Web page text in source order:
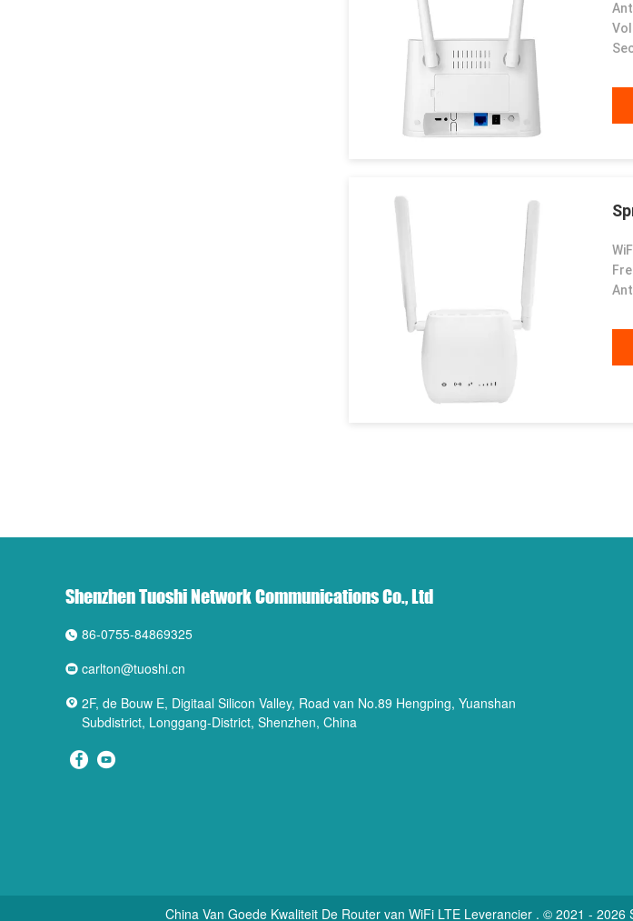
Shenzhen Tuoshi Network Communications Co., Ltd
86-0755-84869325
carlton@tuoshi.cn
2F, de Bouw E, Digitaal Silicon Valley, Road van No.89 Hengping, Yuanshan
Subdistrict, Longgang-District, Shenzhen, China
China Van Goede Kwaliteit De Router van WiFi LTE Leverancier . © 2021 -